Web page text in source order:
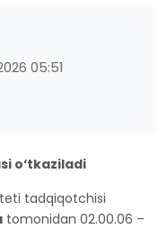
05:51
o‘tkaziladi
tadqiqotchisi
tomonidan 02.00.06 –